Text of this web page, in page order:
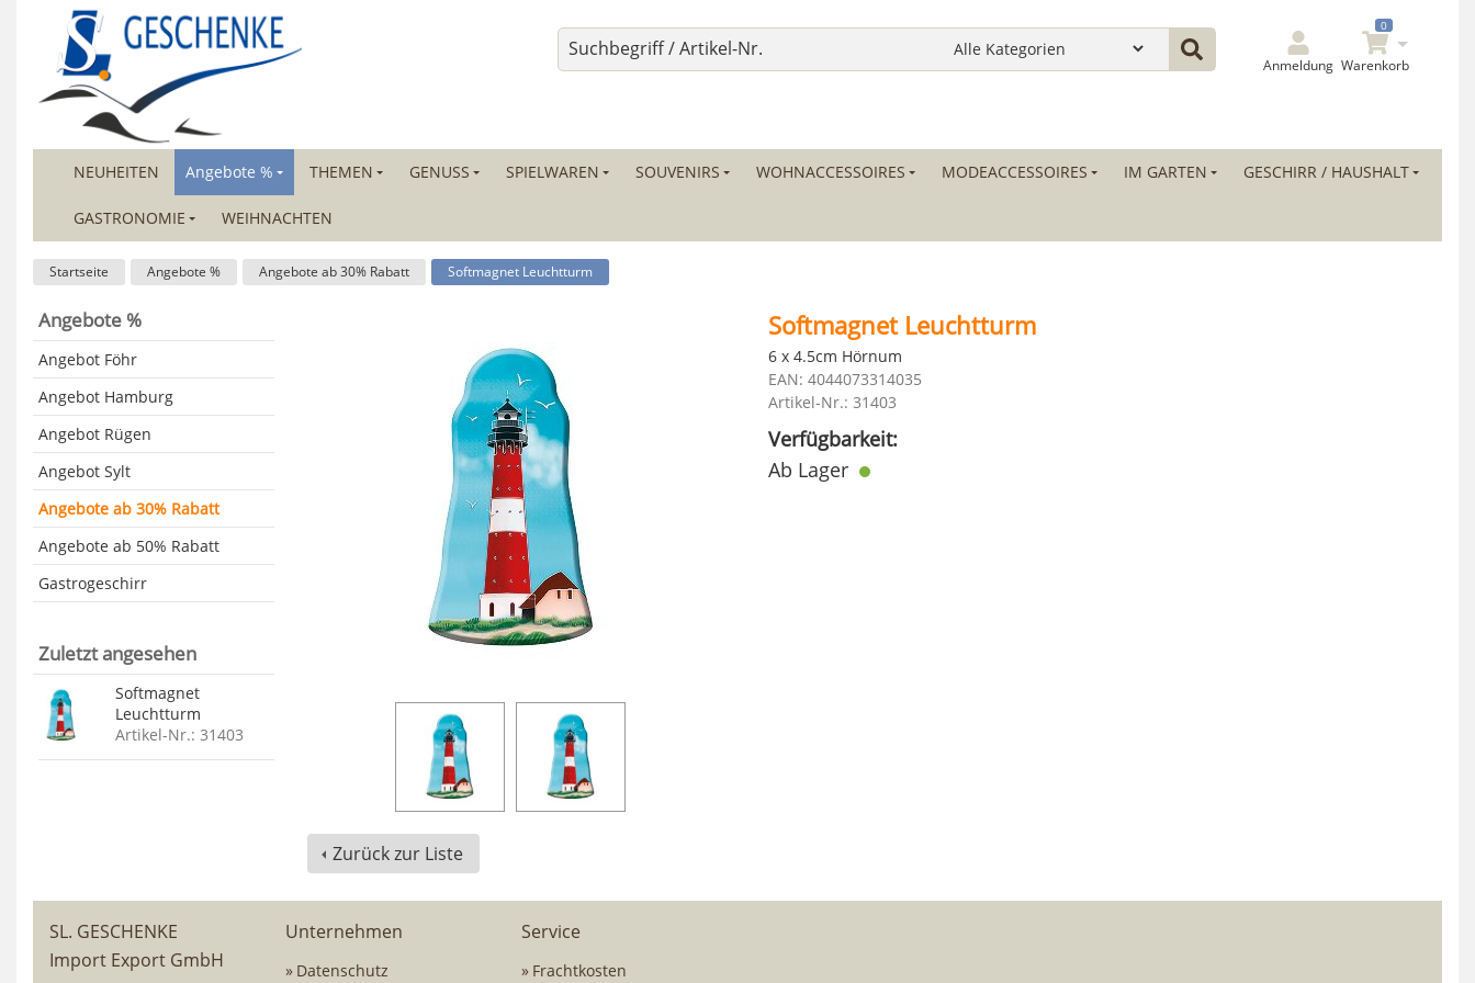
Anmeldung
0
Warenkorb
NEUHEITEN Angebote % THEMEN GENUSS SPIELWAREN SOUVENIRS WOHNACCESSOIRES MODEACCESSOIRES IM GARTEN GESCHIRR / HAUSHALT
GASTRONOMIE WEIHNACHTEN
Startseite Angebote % Angebote ab 30% Rabatt Softmagnet Leuchtturm
Angebote %
Angebot Föhr
Angebot Hamburg
Angebot Rügen
Angebot Sylt
Angebote ab 30% Rabatt
Angebote ab 50% Rabatt
Gastrogeschirr
Zuletzt angesehen
Softmagnet
Leuchtturm
Artikel-Nr.: 31403
Softmagnet Leuchtturm
6 x 4.5cm Hörnum
EAN: 4044073314035
Artikel-Nr.: 31403
Verfügbarkeit:
Ab Lager
Zurück zur Liste
SL. GESCHENKE
Import Export GmbH
Unternehmen
Datenschutz
Service
Frachtkosten